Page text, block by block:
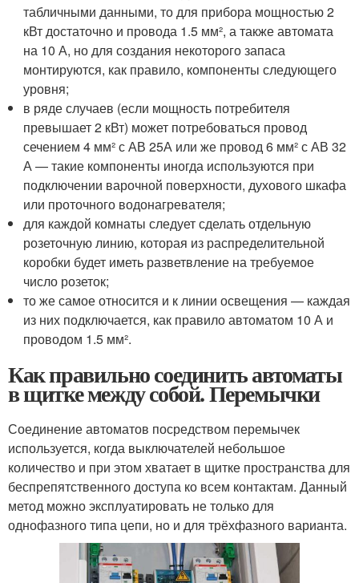
табличными данными, то для прибора мощностью 2
кВт достаточно и провода 1.5 мм², а также автомата
на 10 А, но для создания некоторого запаса
монтируются, как правило, компоненты следующего
уровня;
в ряде случаев (если мощность потребителя
превышает 2 кВт) может потребоваться провод
сечением 4 мм² с АВ 25А или же провод 6 мм² с АВ 32
А — такие компоненты иногда используются при
подключении варочной поверхности, духового шкафа
или проточного водонагревателя;
для каждой комнаты следует сделать отдельную
розеточную линию, которая из распределительной
коробки будет иметь разветвление на требуемое
число розеток;
то же самое относится и к линии освещения — каждая
из них подключается, как правило автоматом 10 А и
проводом 1.5 мм².
Как правильно соединить автоматы
в щитке между собой. Перемычки
Соединение автоматов посредством перемычек
используется, когда выключателей небольшое
количество и при этом хватает в щитке пространства для
беспрепятственного доступа ко всем контактам. Данный
метод можно эксплуатировать не только для
однофазного типа цепи, но и для трёхфазного варианта.